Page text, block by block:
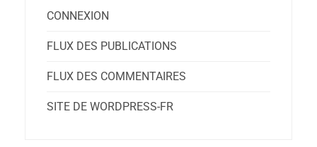
CONNEXION
FLUX DES PUBLICATIONS
FLUX DES COMMENTAIRES
SITE DE WORDPRESS-FR